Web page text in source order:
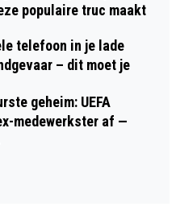
populaire truc maakt
telefoon in je lade
– dit moet je
geheim: UEFA
medewerkster af —